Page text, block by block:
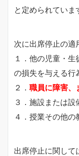
と定められていま
次に出席停止の適
１．他の児童・
の損失を与える行
２． 職員に障害、
３．施設または
４．授業その他
出席停止に関して